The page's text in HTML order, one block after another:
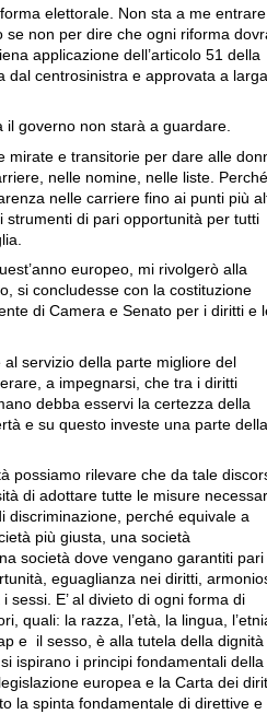
elettorale. Non sta a me
se non per dire che ogni riforma
applicazione dell’articolo 51 della
dal centrosinistra e approvata a larga
governo non starà a guardare.
mirate e transitorie per dare alle
nelle nomine, nelle liste. Perché
nelle carriere fino ai punti più
strumenti di pari opportunità per tutti
europeo, mi rivolgerò alla
si concludesse con la costituzione
di Camera e Senato per i diritti e
servizio della parte migliore del
a impegnarsi, che tra i diritti
debba esservi la certezza della
e su questo investe una parte della
possiamo rilevare che da tale
di adottare tutte le misure
discriminazione, perché equivale a
più giusta, una società
società dove vengano garantiti pari
eguaglianza nei diritti,
sessi. E’ al divieto di ogni forma di
quali: la razza, l’età, la lingua,
e il sesso, è alla tutela della dignità
ispirano i principi fondamentali della
europea e la Carta dei
la spinta fondamentale di direttive e